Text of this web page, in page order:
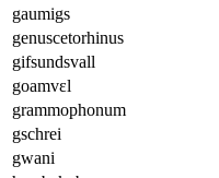
gaumigs
genuscetorhinus
gifsundsvall
goamvɛl
grammophonum
gschrei
gwani